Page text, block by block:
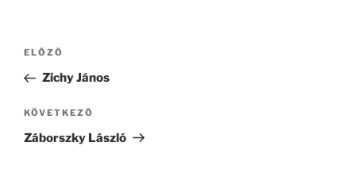
Bejegyzés
Korábbi
bejegyzés
ELŐZŐ
Zichy János
Következő
bejegyzés
KÖVETKEZŐ
Záborszky László